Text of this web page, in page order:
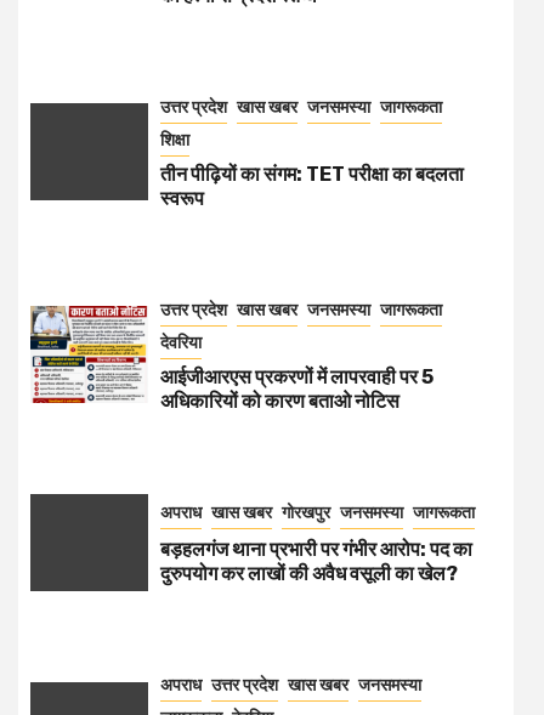
उत्तर प्रदेश खास खबर जनसमस्या जागरूकता
शिक्षा
तीन पीढ़ियों का संगम: TET परीक्षा का बदलता
स्वरूप
उत्तर प्रदेश खास खबर जनसमस्या जागरूकता
देवरिया
आईजीआरएस प्रकरणों में लापरवाही पर 5
अधिकारियों को कारण बताओ नोटिस
अपराध खास खबर गोरखपुर जनसमस्या जागरूकता
बड़हलगंज थाना प्रभारी पर गंभीर आरोप: पद का
दुरुपयोग कर लाखों की अवैध वसूली का खेल?
अपराध उत्तर प्रदेश खास खबर जनसमस्या